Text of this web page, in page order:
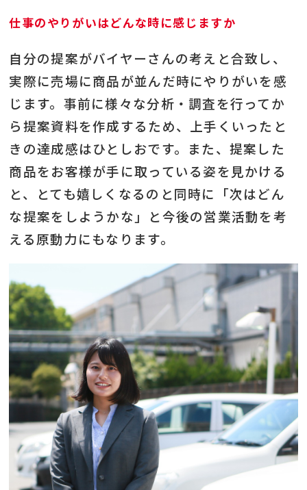
仕事のやりがいはどんな時に感じますか
自分の提案がバイヤーさんの考えと合致し、
実際に売場に商品が並んだ時にやりがいを感
じます。事前に様々な分析・調査を行ってか
ら提案資料を作成するため、上手くいったと
きの達成感はひとしおです。また、提案した
商品をお客様が手に取っている姿を見かける
と、とても嬉しくなるのと同時に「次はどん
な提案をしようかな」と今後の営業活動を考
える原動力にもなります。